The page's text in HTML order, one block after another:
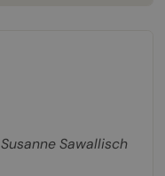
Susanne Sawallisch